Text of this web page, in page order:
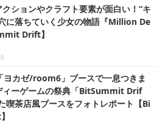
ションやクラフト要素が面白い！“キ
に落ちていく少女の物語『Million De
Drift】
ヨカゼ/room6」ブースで一息つきま
ィーゲームの祭典「BitSummit Drif
喫茶店風ブースをフォトレポート【Bi